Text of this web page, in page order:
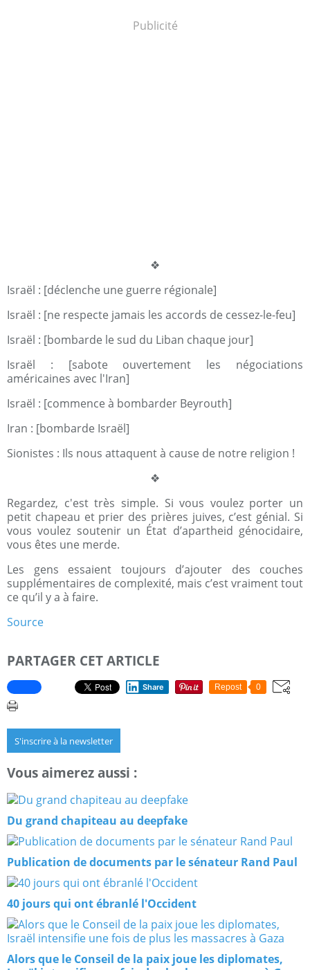
Publicité
❖
Israël : [déclenche une guerre régionale]
Israël : [ne respecte jamais les accords de cessez-le-feu]
Israël : [bombarde le sud du Liban chaque jour]
Israël : [sabote ouvertement les négociations
américaines avec l'Iran]
Israël : [commence à bombarder Beyrouth]
Iran : [bombarde Israël]
Sionistes : Ils nous attaquent à cause de notre religion !
❖
Regardez, c'est très simple. Si vous voulez porter un
petit chapeau et prier des prières juives, c’est génial. Si
vous voulez soutenir un État d’apartheid génocidaire,
vous êtes une merde.
Les gens essaient toujours d’ajouter des couches
supplémentaires de complexité, mais c’est vraiment tout
ce qu’il y a à faire.
Source
PARTAGER CET ARTICLE
Share Repost 0
S'inscrire à la newsletter
Vous aimerez aussi :
Du grand chapiteau au deepfake
Publication de documents par le sénateur Rand Paul
40 jours qui ont ébranlé l'Occident
Alors que le Conseil de la paix joue les diplomates,